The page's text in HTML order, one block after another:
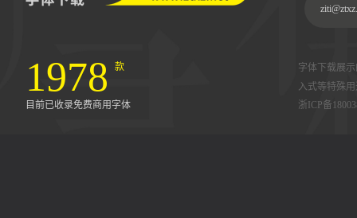
1978 款
目前已收录免费商用字体
字体下载展
入式等特殊
浙ICP备